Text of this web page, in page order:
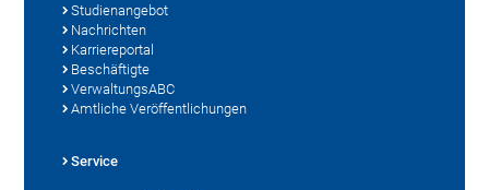
Studienangebot
Nachrichten
Karriereportal
Beschäftigte
VerwaltungsABC
Amtliche Veröffentlichungen
Service